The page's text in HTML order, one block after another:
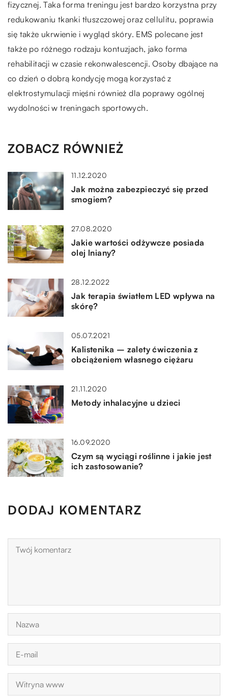
fizycznej. Taka forma treningu jest bardzo korzystna przy
redukowaniu tkanki tłuszczowej oraz cellulitu, poprawia
się także ukrwienie i wygląd skóry. EMS polecane jest
także po różnego rodzaju kontuzjach, jako forma
rehabilitacji w czasie rekonwalescencji. Osoby dbające na
co dzień o dobrą kondycję mogą korzystać z
elektrostymulacji mięśni również dla poprawy ogólnej
wydolności w treningach sportowych.
ZOBACZ RÓWNIEŻ
11.12.2020
Jak można zabezpieczyć się przed
smogiem?
27.08.2020
Jakie wartości odżywcze posiada
olej lniany?
28.12.2022
Jak terapia światłem LED wpływa na
skórę?
05.07.2021
Kalistenika – zalety ćwiczenia z
obciążeniem własnego ciężaru
21.11.2020
Metody inhalacyjne u dzieci
16.09.2020
Czym są wyciągi roślinne i jakie jest
ich zastosowanie?
DODAJ KOMENTARZ